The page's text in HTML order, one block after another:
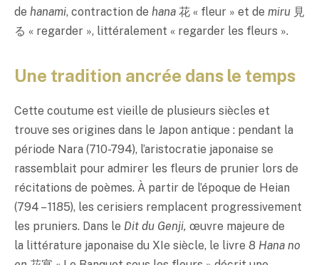
de hanami, contraction de hana 花 « fleur » et de miru 見
る « regarder », littéralement « regarder les fleurs ».
Une tradition ancrée dans le temps
Cette coutume est vieille de plusieurs siècles et
trouve ses origines dans le Japon antique : pendant la
période Nara (710-794), l’aristocratie japonaise se
rassemblait pour admirer les fleurs de prunier lors de
récitations de poèmes. À partir de l’époque de Heian
(794 – 1185), les cerisiers remplacent progressivement
les pruniers. Dans le Dit du Genji, œuvre majeure de
la littérature japonaise du XIe siècle, le livre 8 Hana no